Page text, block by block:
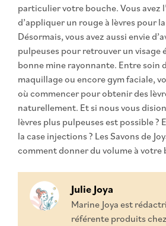
particulier votre bouche. Vous avez
d’appliquer un rouge à lèvres pour
Désormais, vous avez aussi envie
pulpeuses pour retrouver un visage
bonne mine rayonnante. Entre soin
maquillage ou encore gym faciale,
où commencer pour obtenir des
naturellement. Et si nous vous
lèvres plus pulpeuses est possible ?
la case injections ? Les Savons de
comment donner du volume à votre
Julie Joya
Marine Joya est
référente produits